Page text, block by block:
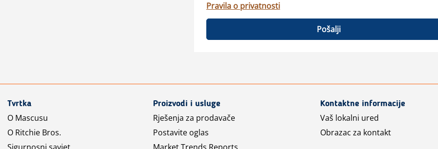
Pravila o privatnosti
Pošalji
Tvrtka
O Mascusu
O Ritchie Bros.
Proizvodi i usluge
Rješenja za prodavače
Postavite oglas
Kontaktne informacije
Vaš lokalni ured
Obrazac za kontakt